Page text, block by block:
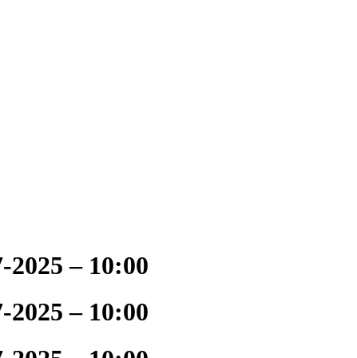
2025 – 10:00
2025 – 10:00